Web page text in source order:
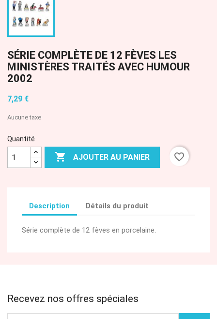
SÉRIE COMPLÈTE DE 12 FÈVES LES
MINISTÈRES TRAITÉS AVEC HUMOUR
2002
7,29 €
Aucune taxe
Quantité
 AJOUTER AU PANIER favorite_border
Description Détails du produit
Série complète de 12 fèves en porcelaine.
Recevez nos offres spéciales